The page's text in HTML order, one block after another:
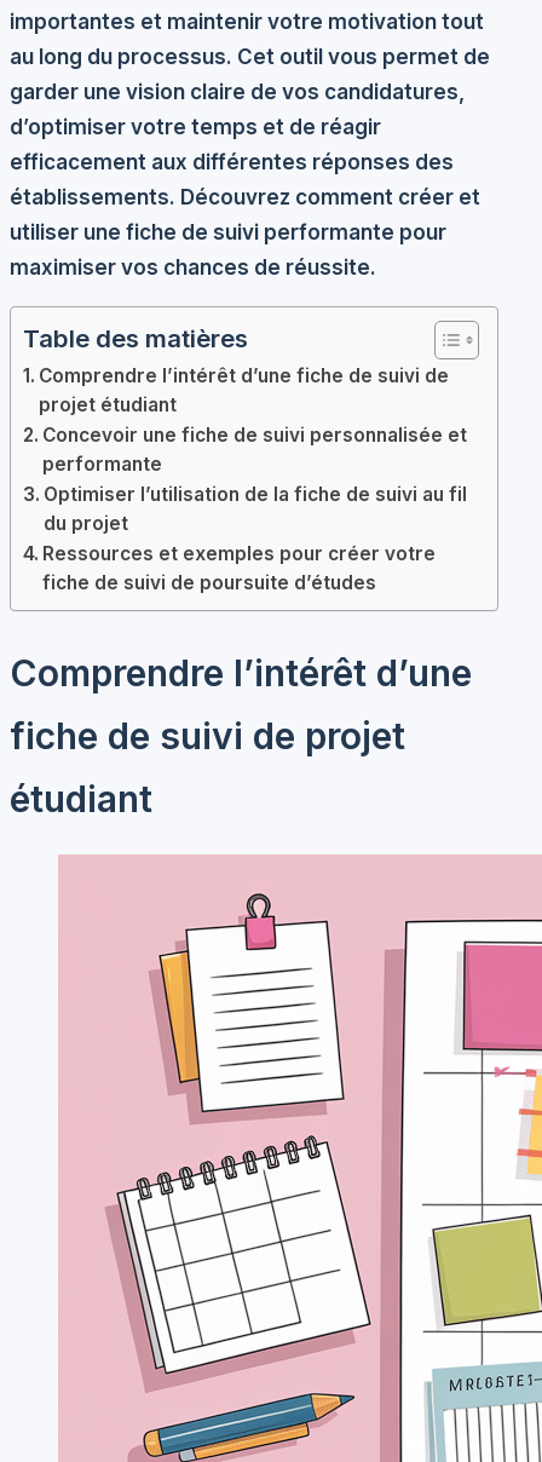
importantes et maintenir votre motivation tout
au long du processus. Cet outil vous permet de
garder une vision claire de vos candidatures,
d’optimiser votre temps et de réagir
efficacement aux différentes réponses des
établissements. Découvrez comment créer et
utiliser une fiche de suivi performante pour
maximiser vos chances de réussite.
Table des matières
Comprendre l’intérêt d’une fiche de suivi de
projet étudiant
Concevoir une fiche de suivi personnalisée et
performante
Optimiser l’utilisation de la fiche de suivi au fil
du projet
Ressources et exemples pour créer votre
fiche de suivi de poursuite d’études
Comprendre l’intérêt d’une
fiche de suivi de projet
étudiant